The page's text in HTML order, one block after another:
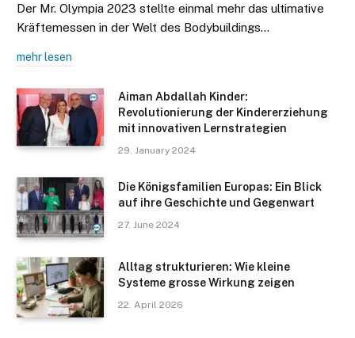
Der Mr. Olympia 2023 stellte einmal mehr das ultimative
Kräftemessen in der Welt des Bodybuildings…
mehr lesen
Aiman Abdallah Kinder:
Revolutionierung der Kindererziehung
mit innovativen Lernstrategien
29. January 2024
Die Königsfamilien Europas: Ein Blick
auf ihre Geschichte und Gegenwart
27. June 2024
Alltag strukturieren: Wie kleine
Systeme grosse Wirkung zeigen
22. April 2026